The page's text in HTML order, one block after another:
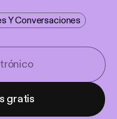
Y Conversaciones
gratis